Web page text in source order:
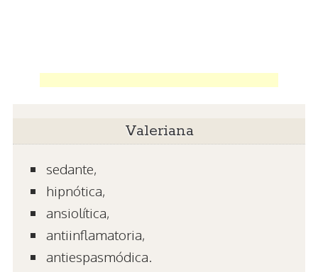
Valeriana
sedante,
hipnótica,
ansiolítica,
antiinflamatoria,
antiespasmódica.